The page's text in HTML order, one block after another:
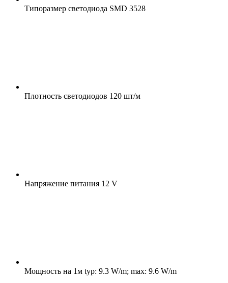
Типоразмер светодиода SMD 3528
Плотность светодиодов 120 шт/м
Напряжение питания 12 V
Мощность на 1м typ: 9.3 W/m; max: 9.6 W/m